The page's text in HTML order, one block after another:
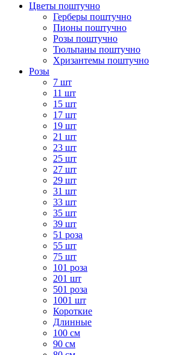
Цветы поштучно
Герберы поштучно
Пионы поштучно
Розы поштучно
Тюльпаны поштучно
Хризантемы поштучно
Розы
7 шт
11 шт
15 шт
17 шт
19 шт
21 шт
23 шт
25 шт
27 шт
29 шт
31 шт
33 шт
35 шт
39 шт
51 роза
55 шт
75 шт
101 роза
201 шт
501 роза
1001 шт
Короткие
Длинные
100 см
90 см